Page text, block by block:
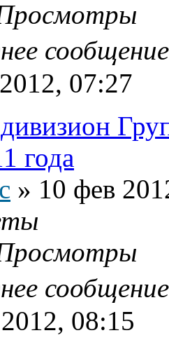
07:27
года
» 10 фев
08:15